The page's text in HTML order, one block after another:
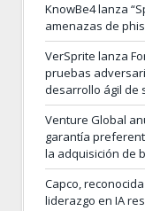
KnowBe4 lanza
amenazas de
VerSprite lanza
pruebas
desarrollo ágil de
Venture Global
garantía
la adquisición de
Capco,
liderazgo en IA